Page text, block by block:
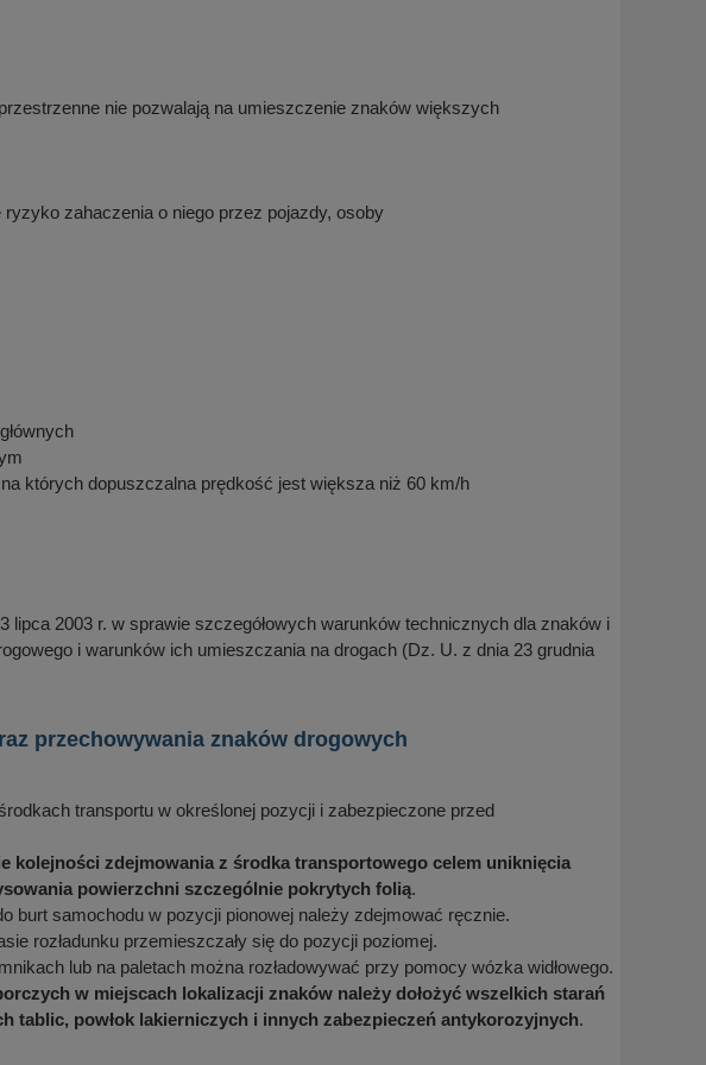
nie pozwalają na umieszczenie znaków większych
zahaczenia o niego przez pojazdy, osoby
których dopuszczalna prędkość jest większa niż 60 km/h
2003 r. w sprawie szczegółowych warunków technicznych dla znaków i
i warunków ich umieszczania na drogach (Dz. U. z dnia 23 grudnia
przechowywania znaków drogowych
transportu w określonej pozycji i zabezpieczone przed
kolejności zdejmowania z środka transportowego celem uniknięcia
powierzchni szczególnie pokrytych folią.
burt samochodu w pozycji pionowej należy zdejmować ręcznie.
rozładunku przemieszczały się do pozycji poziomej.
lub na paletach można rozładowywać przy pomocy wózka widłowego.
w miejscach lokalizacji znaków należy dołożyć wszelkich starań
tablic, powłok lakierniczych i innych zabezpieczeń antykorozyjnych.